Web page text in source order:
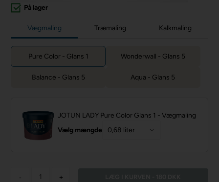
På lager
Vægmaling Træmaling Kalkmaling
Pure Color - Glans 1 Wonderwall - Glans 5
Balance - Glans 5 Aqua - Glans 5
JOTUN LADY Pure Color Glans 1 - Vægmaling
Vælg mængde
- +